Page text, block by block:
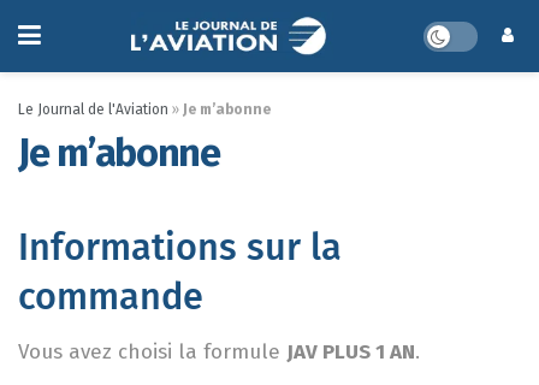
Le Journal de l'Aviation » Je m’abonne
Je m’abonne
Informations sur la
commande
Vous avez choisi la formule JAV PLUS 1 AN.